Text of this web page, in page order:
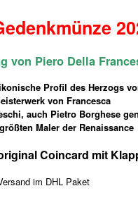
von Piero Della
Profil des Herzogs
von Francesca
auch Pietro Borghese
Maler der Renaissance
Coincard mit
im DHL Paket